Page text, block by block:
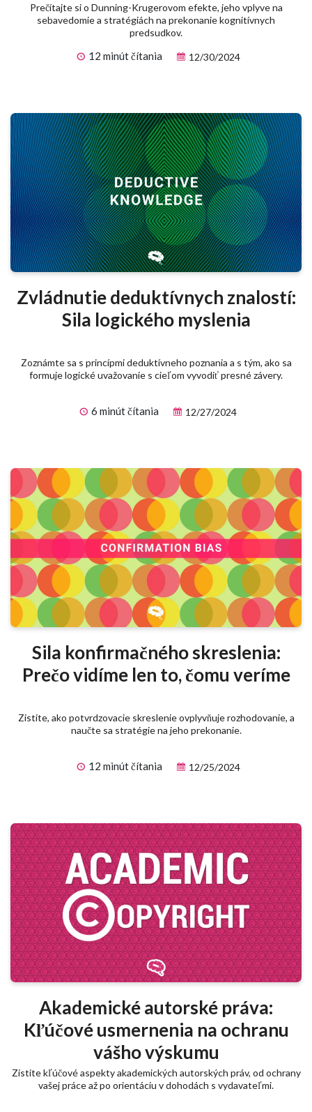
Prečítajte si o Dunning-Krugerovom efekte, jeho vplyve na
sebavedomie a stratégiách na prekonanie kognitívnych
predsudkov.
12 minút čítania 12/30/2024
Zvládnutie deduktívnych znalostí:
Sila logického myslenia
Zoznámte sa s princípmi deduktívneho poznania a s tým, ako sa
formuje logické uvažovanie s cieľom vyvodiť presné závery.
6 minút čítania 12/27/2024
Sila konfirmačného skreslenia:
Prečo vidíme len to, čomu veríme
Zistite, ako potvrdzovacie skreslenie ovplyvňuje rozhodovanie, a
naučte sa stratégie na jeho prekonanie.
12 minút čítania 12/25/2024
Akademické autorské práva:
Kľúčové usmernenia na ochranu
vášho výskumu
Zistite kľúčové aspekty akademických autorských práv, od ochrany
vašej práce až po orientáciu v dohodách s vydavateľmi.